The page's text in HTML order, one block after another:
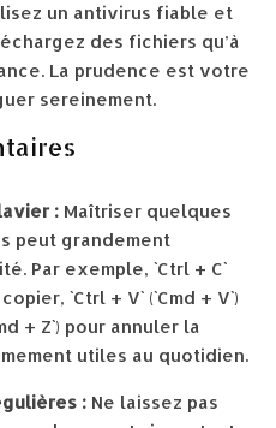
un antivirus fiable et
des fichiers qu’à
La prudence est votre
sereinement.
: Maîtriser quelques
peut grandement
Par exemple, `Ctrl + C`
`Ctrl + V` (`Cmd + V`)
+ Z`) pour annuler la
utiles au quotidien.
: Ne laissez pas